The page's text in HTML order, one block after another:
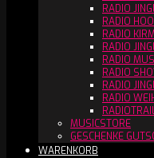
RADIO
RADIO
RADIO
RADIO
RADIO
RADIO
RADIO
RADIO
MUSICSTORE
GESCHENKE
WARENKORB